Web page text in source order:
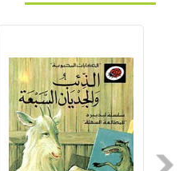
Previous